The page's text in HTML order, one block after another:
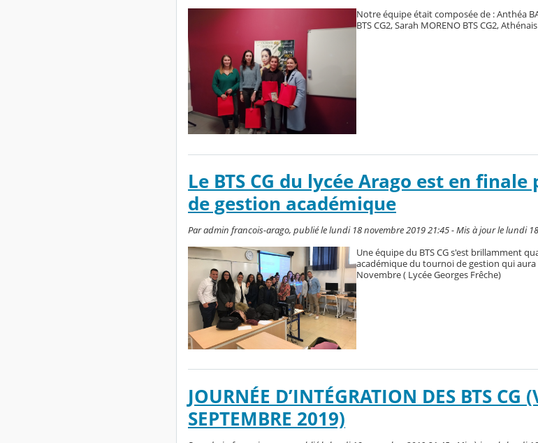
Notre équipe était composée de : Anthéa
BTS CG2, Sarah MORENO BTS CG2, Athénais
Le BTS CG du lycée Arago est en
de gestion académique
Par admin francois-arago, publié le lundi 18 novembre 2019 21:45 - Mis à jour le lundi
Une équipe du BTS CG s'est brillamment
académique du tournoi de gestion qui aura
Novembre ( Lycée Georges Frêche)
JOURNÉE D’INTÉGRATION DES BTS CG
SEPTEMBRE 2019)